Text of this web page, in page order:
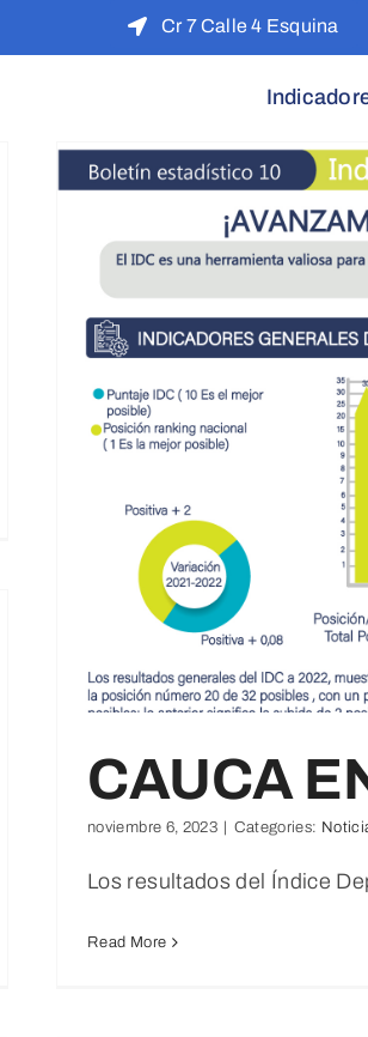
Cr 7 Calle 4 Esquina
CAUCA
noviembre 6, 2023 | Categories:
Los resultados del Índice
Read More
Feliz